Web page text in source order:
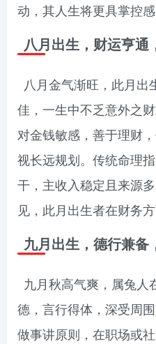
动，其人生将更具掌控感
八月出生，财运亨通
八月金气渐旺，此月出
佳，一生中不乏意外之
对金钱敏感，善于理财
视长远规划。传统命理
干，主收入稳定且来源
见，此月出生者在财务
九月出生，德行兼备
九月秋高气爽，属兔人
德，言行得体，深受周
做事讲原则，在职场或